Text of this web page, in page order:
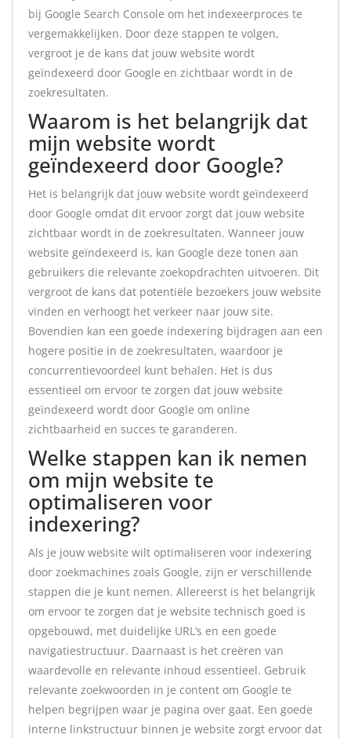
bij Google Search Console om het indexeerproces te
vergemakkelijken. Door deze stappen te volgen,
vergroot je de kans dat jouw website wordt
geïndexeerd door Google en zichtbaar wordt in de
zoekresultaten.
Waarom is het belangrijk dat
mijn website wordt
geïndexeerd door Google?
Het is belangrijk dat jouw website wordt geïndexeerd
door Google omdat dit ervoor zorgt dat jouw website
zichtbaar wordt in de zoekresultaten. Wanneer jouw
website geïndexeerd is, kan Google deze tonen aan
gebruikers die relevante zoekopdrachten uitvoeren. Dit
vergroot de kans dat potentiële bezoekers jouw website
vinden en verhoogt het verkeer naar jouw site.
Bovendien kan een goede indexering bijdragen aan een
hogere positie in de zoekresultaten, waardoor je
concurrentievoordeel kunt behalen. Het is dus
essentieel om ervoor te zorgen dat jouw website
geïndexeerd wordt door Google om online
zichtbaarheid en succes te garanderen.
Welke stappen kan ik nemen
om mijn website te
optimaliseren voor
indexering?
Als je jouw website wilt optimaliseren voor indexering
door zoekmachines zoals Google, zijn er verschillende
stappen die je kunt nemen. Allereerst is het belangrijk
om ervoor te zorgen dat je website technisch goed is
opgebouwd, met duidelijke URL’s en een goede
navigatiestructuur. Daarnaast is het creëren van
waardevolle en relevante inhoud essentieel. Gebruik
relevante zoekwoorden in je content om Google te
helpen begrijpen waar je pagina over gaat. Een goede
interne linkstructuur binnen je website zorgt ervoor dat